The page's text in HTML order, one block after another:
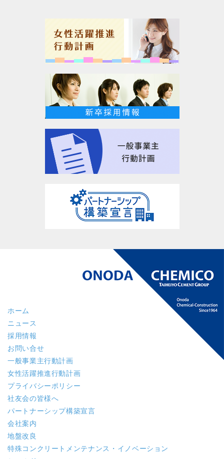
ホーム
ニュース
採用情報
お問い合せ
一般事業主行動計画
女性活躍推進行動計画
プライバシーポリシー
社友会の皆様へ
パートナーシップ構築宣言
会社案内
地盤改良
特殊コンクリート メンテナンス・イノベーション